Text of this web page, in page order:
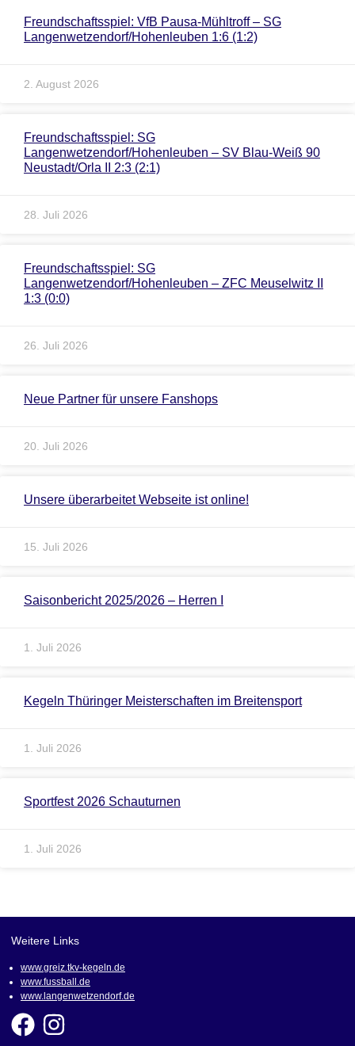
Freundschaftsspiel: VfB Pausa-Mühltroff – SG
Langenwetzendorf/Hohenleuben 1:6 (1:2)
2. August 2026
Freundschaftsspiel: SG
Langenwetzendorf/Hohenleuben – SV Blau-Weiß 90
Neustadt/Orla II 2:3 (2:1)
28. Juli 2026
Freundschaftsspiel: SG
Langenwetzendorf/Hohenleuben – ZFC Meuselwitz II
1:3 (0:0)
26. Juli 2026
Neue Partner für unsere Fanshops
20. Juli 2026
Unsere überarbeitet Webseite ist online!
15. Juli 2026
Saisonbericht 2025/2026 – Herren I
1. Juli 2026
Kegeln Thüringer Meisterschaften im Breitensport
1. Juli 2026
Sportfest 2026 Schauturnen
1. Juli 2026
Weitere Links
www.greiz.tkv-kegeln.de
www.fussball.de
www.langenwetzendorf.de